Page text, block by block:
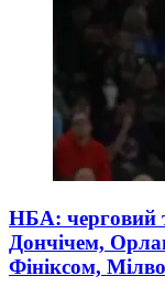
НБА: черговий
Дончічем,
Фініксом,